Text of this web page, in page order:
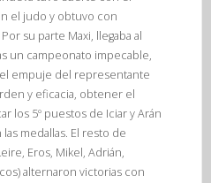
el judo y obtuvo con
su parte Maxi, llegaba al
un campeonato impecable,
empuje del representante
y eficacia, obtener el
los 5º puestos de Iciar y Arán
medallas. El resto de
Eros, Mikel, Adrián,
alternaron victorias con